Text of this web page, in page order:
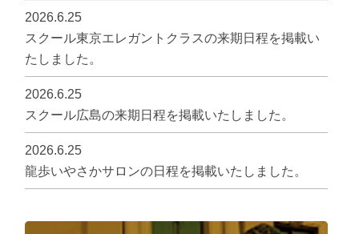
2026.6.25
スクール東京エレガントクラスの来期日程を掲載い
たしました。
2026.6.25
スクール広島の来期日程を掲載いたしました。
2026.6.25
龍歩いやさかサロンの日程を掲載いたしました。